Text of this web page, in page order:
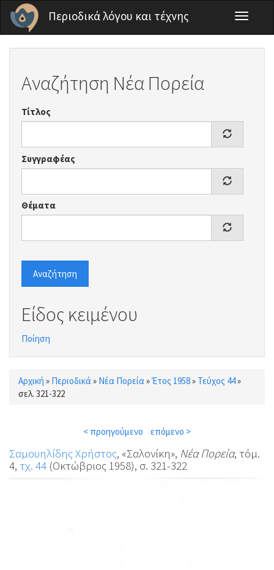
Παράκαμψη προς το κυρίως περιεχόμενο
Περιοδικά λόγου και τέχνης
Toggle
Αναζήτηση Νέα Πορεία
Τίτλος
Συγγραφέας
Θέματα
Αναζήτηση
Είδος κειμένου
Ποίηση
Είστε εδώ
Αρχική » Περιοδικά » Νέα Πορεία »Έτος 1958» Τεύχος 44»
σελ. 321-322
< προηγούμενο επόμενο >
Σαμουηλίδης Χρήστος, «Σαλονίκη», Νέα Πορεία, τόμ.
4, τχ. 44 (Οκτώβριος 1958), σ. 321-322